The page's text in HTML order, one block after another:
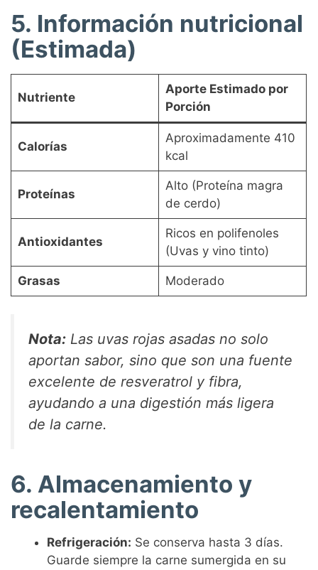
5. Información nutricional
(Estimada)
Nutriente
Aporte Estimado por
Porción
Calorías
Aproximadamente 410
kcal
Proteínas
Alto (Proteína magra
de cerdo)
Antioxidantes
Ricos en polifenoles
(Uvas y vino tinto)
Grasas Moderado
Nota: Las uvas rojas asadas no solo
aportan sabor, sino que son una fuente
excelente de resveratrol y fibra,
ayudando a una digestión más ligera
de la carne.
6. Almacenamiento y
recalentamiento
Refrigeración: Se conserva hasta 3 días.
Guarde siempre la carne sumergida en su